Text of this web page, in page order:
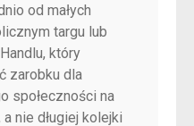
od małych
targu lub
który
zarobku dla
społeczności na
nie długiej kolejki